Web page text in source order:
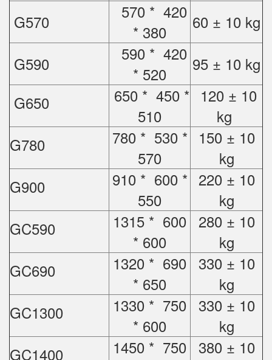
G570
570 * 420
* 380
60 ± 10 kg
G590
590 * 420
* 520
95 ± 10 kg
G650
650 * 450 *
510
120 ± 10
kg
G780
780 * 530 *
570
150 ± 10
kg
G900
910 * 600 *
550
220 ± 10
kg
GC590
1315 * 600
* 600
280 ± 10
kg
GC690
1320 * 690
* 650
330 ± 10
kg
GC1300
1330 * 750
* 600
330 ± 10
kg
GC1400
1450 * 750 380 ± 10